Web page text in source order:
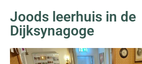
Joods leerhuis in de
Dijksynagoge